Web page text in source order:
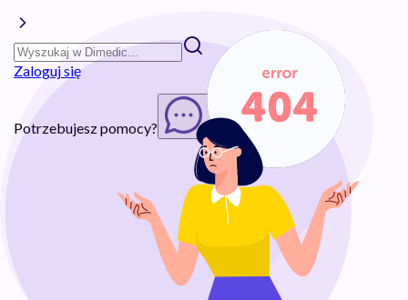
Zaloguj się
Potrzebujesz pomocy? Rozpocznij chat